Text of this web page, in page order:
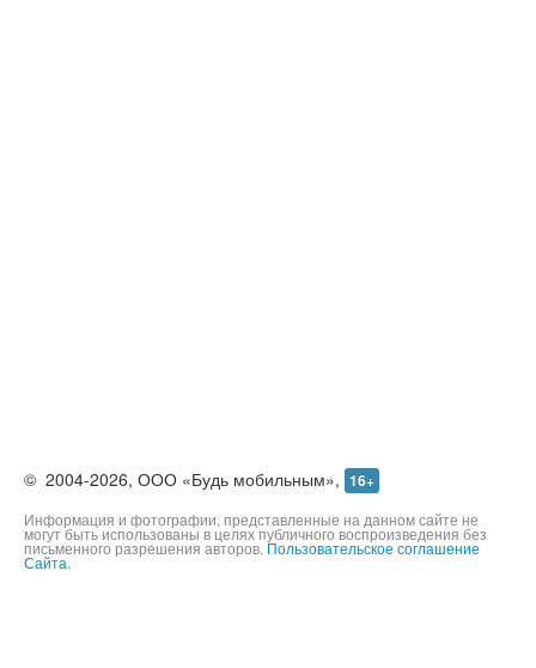
© 2004-2026, ООО «Будь мобильным», 16+
Информация и фотографии, представленные на данном сайте не
могут быть использованы в целях публичного воспроизведения без
письменного разрешения авторов. Пользовательское соглашение
Сайта.